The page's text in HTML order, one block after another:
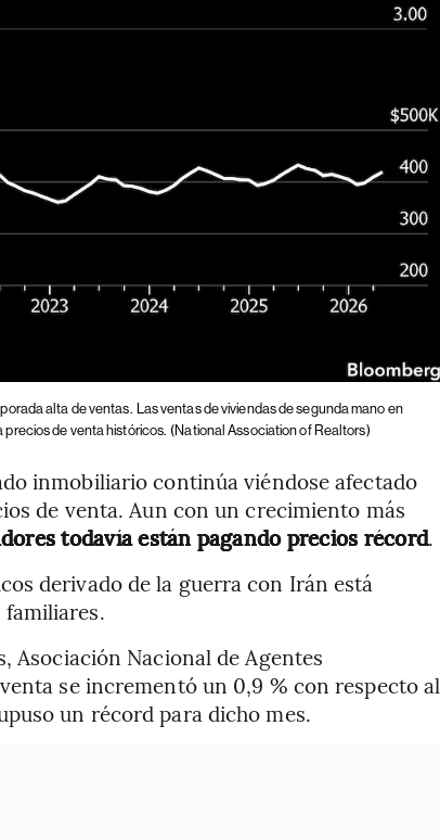
alta de ventas. Las ventas de viviendas de segunda mano en
precios de venta históricos. (National Association of Realtors)
inmobiliario continúa viéndose afectado
de venta. Aun con un crecimiento más
todavía están pagando precios récord.
derivado de la guerra con Irán está
Asociación Nacional de Agentes
se incrementó un 0,9 % con respecto al
un récord para dicho mes.